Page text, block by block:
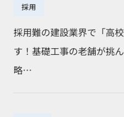
採用
採用難の建設業界で「高
す！基礎工事の老舗が挑
略…